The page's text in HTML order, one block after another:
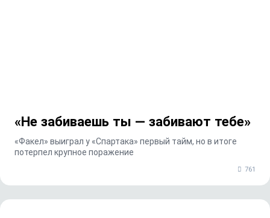
«Не забиваешь ты — забивают тебе»
«Факел» выиграл у «Спартака» первый тайм, но в итоге
потерпел крупное поражение
761